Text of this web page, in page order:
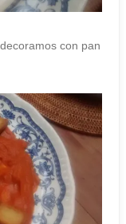
con pan